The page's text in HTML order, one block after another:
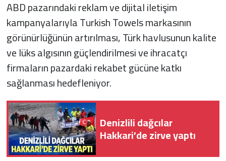
ABD pazarındaki reklam ve dijital iletişim
kampanyalarıyla Turkish Towels markasının
görünürlüğünün artırılması, Türk havlusunun kalite
ve lüks algısının güçlendirilmesi ve ihracatçı
firmaların pazardaki rekabet gücüne katkı
sağlanması hedefleniyor.
Denizlili dağcılar
Hakkari’de zirve yaptı